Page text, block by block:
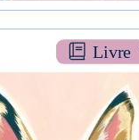
Livre
Qui voit là ?
ALBUMS
Caroline GAMON